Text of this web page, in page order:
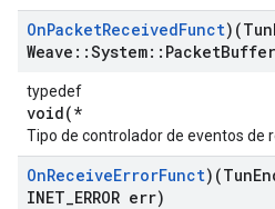
OnPacketReceivedFunct)(Tun
Weave ::System:: Packet
typedef
void(*
Tipo de controlador de eventos de
OnReceiveErrorFunct)(Tun
INET ERROR err)